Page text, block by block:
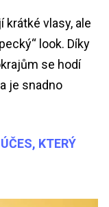
krátké vlasy, ale
look. Díky
se hodí
je snadno
KTERÝ